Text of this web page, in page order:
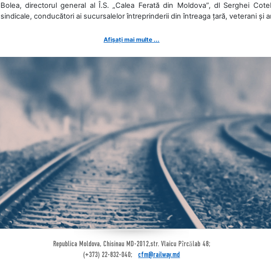
Bolea, directorul general al Î.S. „Calea Ferată din Moldova”, dl Serghei
sindicale, conducători ai sucursalelor întreprinderii din întreaga țară, veterani și
Afișați mai multe ...
Republica Moldova, Chisinau MD-2012,str. Vlaicu Pîrcălab 48;
(+373) 22-832-040; cfm@railway.md